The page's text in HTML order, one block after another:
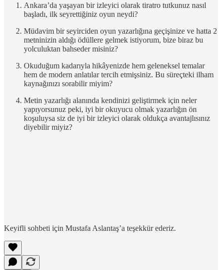
Ankara’da yaşayan bir izleyici olarak tiratro tutkunuz nasıl
başladı, ilk seyrettiğiniz oyun neydi?
Müdavim bir seyirciden oyun yazarlığına geçişinize ve hatta 2
metninizin aldığı ödüllere gelmek istiyorum, bize biraz bu
yolculuktan bahseder misiniz?
Okuduğum kadarıyla hikâyenizde hem geleneksel temalar
hem de modern anlatılar tercih etmişsiniz. Bu süreçteki ilham
kaynağınızı sorabilir miyim?
Metin yazarlığı alanında kendinizi geliştirmek için neler
yapıyorsunuz peki, iyi bir okuyucu olmak yazarlığın ön
koşuluysa siz de iyi bir izleyici olarak oldukça avantajlısınız
diyebilir miyiz?
Keyifli sohbeti için Mustafa Aslantaş’a teşekkür ederiz.